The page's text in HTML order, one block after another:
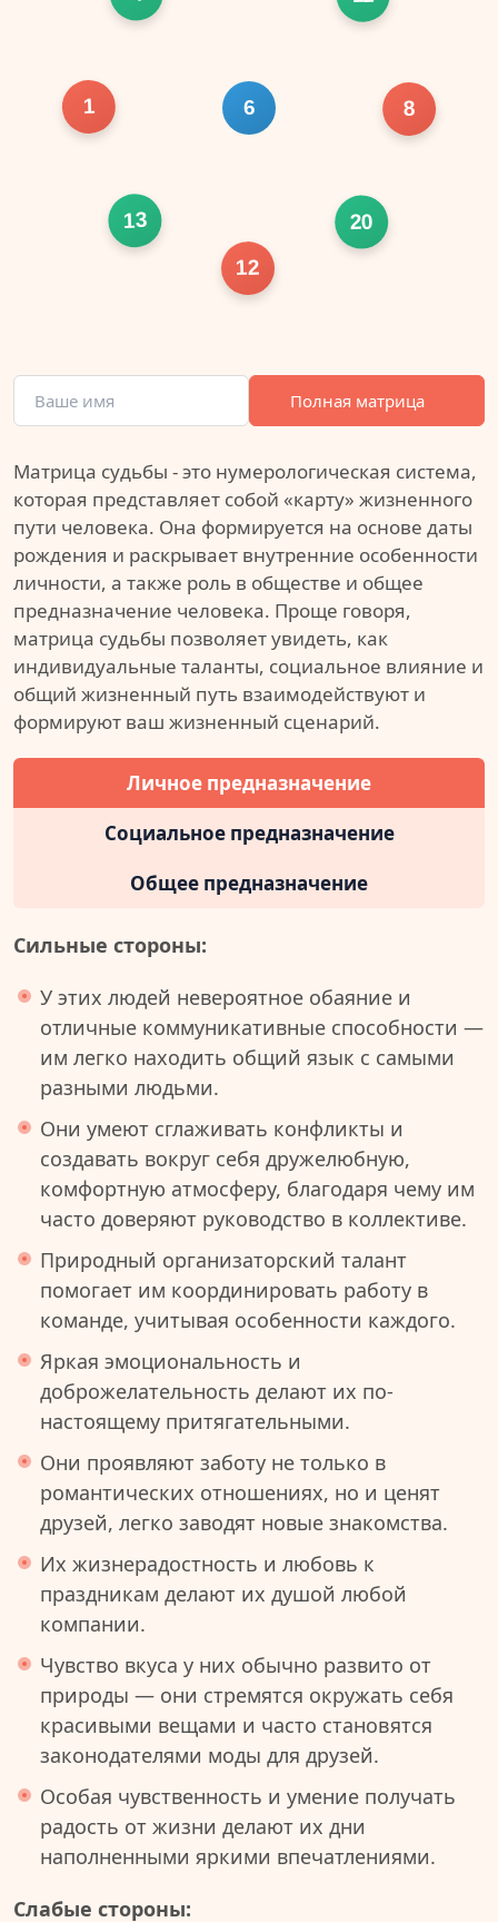
1 8
12
20
13
6
Полная матрица
Матрица судьбы - это нумерологическая система,
которая представляет собой «карту» жизненного
пути человека. Она формируется на основе даты
рождения и раскрывает внутренние особенности
личности, а также роль в обществе и общее
предназначение человека. Проще говоря,
матрица судьбы позволяет увидеть, как
индивидуальные таланты, социальное влияние и
общий жизненный путь взаимодействуют и
формируют ваш жизненный сценарий.
Личное предназначение
Социальное предназначение
Общее предназначение
Сильные стороны:
У этих людей невероятное обаяние и
отличные коммуникативные способности —
им легко находить общий язык с самыми
разными людьми.
Они умеют сглаживать конфликты и
создавать вокруг себя дружелюбную,
комфортную атмосферу, благодаря чему им
часто доверяют руководство в коллективе.
Природный организаторский талант
помогает им координировать работу в
команде, учитывая особенности каждого.
Яркая эмоциональность и
доброжелательность делают их по-
настоящему притягательными.
Они проявляют заботу не только в
романтических отношениях, но и ценят
друзей, легко заводят новые знакомства.
Их жизнерадостность и любовь к
праздникам делают их душой любой
компании.
Чувство вкуса у них обычно развито от
природы — они стремятся окружать себя
красивыми вещами и часто становятся
законодателями моды для друзей.
Особая чувственность и умение получать
радость от жизни делают их дни
наполненными яркими впечатлениями.
Слабые стороны: